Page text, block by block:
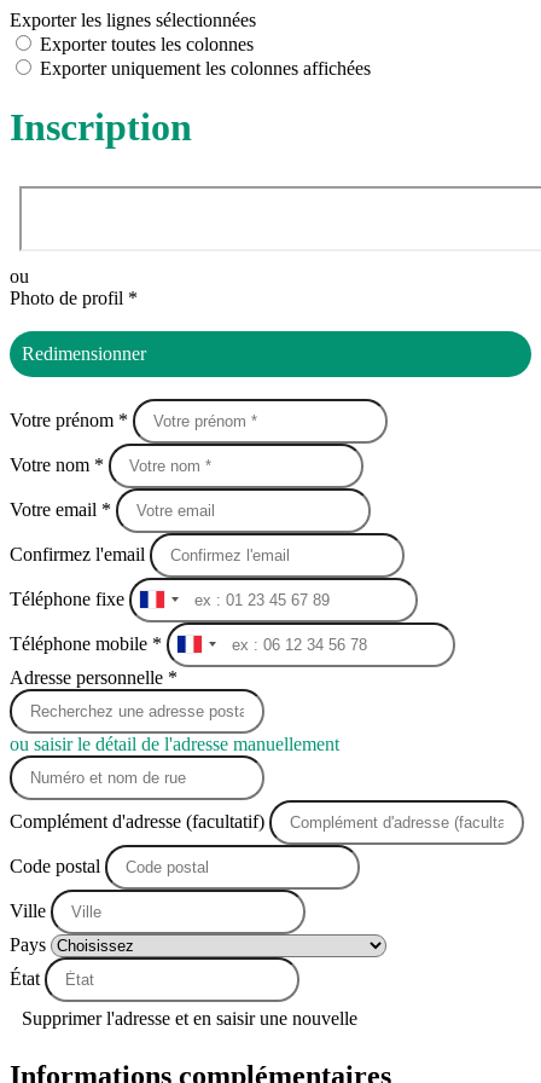
Exporter les lignes sélectionnées
Exporter toutes les colonnes
Exporter uniquement les colonnes affichées
Inscription
ou
Photo de profil *
Redimensionner
Votre prénom *
Votre nom *
Votre email *
Confirmez l'email
Téléphone fixe
France
+33
Téléphone mobile *
France
+33
Adresse personnelle *
ou saisir le détail de l'adresse manuellement
Complément d'adresse (facultatif)
Code postal
Ville
Pays
État
Supprimer l'adresse et en saisir une nouvelle
Informations complémentaires